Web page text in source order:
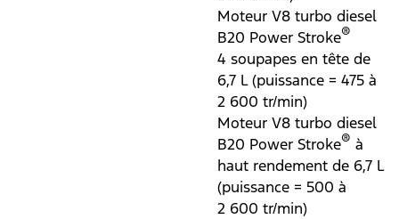
Moteur V8 turbo diesel
B20 Power Stroke®
4 soupapes en tête de
6,7 L (puissance = 475 à
2 600 tr/min)
Moteur V8 turbo diesel
B20 Power Stroke® à
haut rendement de 6,7 L
(puissance = 500 à
2 600 tr/min)